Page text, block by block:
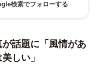
検索でフォローする
話題に「風情があ
しい」